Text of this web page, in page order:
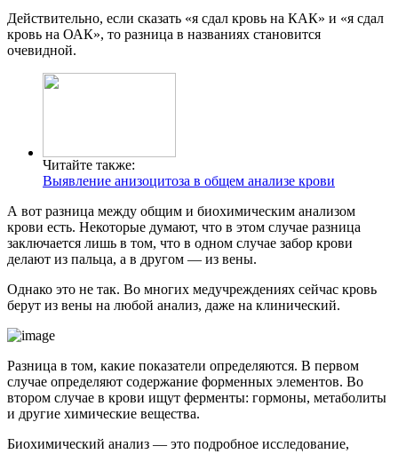
Действительно, если сказать «я сдал кровь на КАК» и «я сдал
кровь на ОАК», то разница в названиях становится
очевидной.
Читайте также:
Выявление анизоцитоза в общем анализе крови
А вот разница между общим и биохимическим анализом
крови есть. Некоторые думают, что в этом случае разница
заключается лишь в том, что в одном случае забор крови
делают из пальца, а в другом — из вены.
Однако это не так. Во многих медучреждениях сейчас кровь
берут из вены на любой анализ, даже на клинический.
Разница в том, какие показатели определяются. В первом
случае определяют содержание форменных элементов. Во
втором случае в крови ищут ферменты: гормоны, метаболиты
и другие химические вещества.
Биохимический анализ — это подробное исследование,